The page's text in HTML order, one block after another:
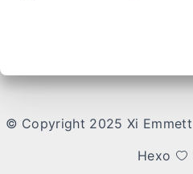
© Copyright 2025 Xi
Hexo